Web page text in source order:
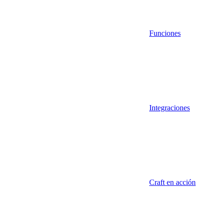
Funciones
Integraciones
Craft en acción